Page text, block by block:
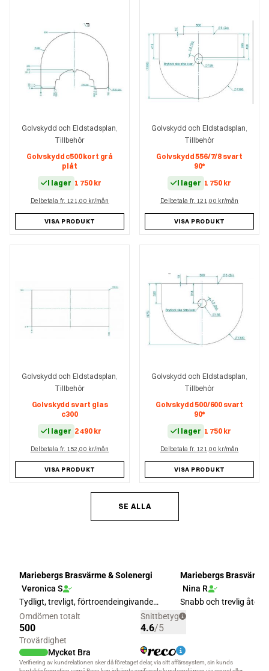
Golvskydd och Eldstadsplan,
Tillbehör
Golvskydd c500 kort grå
plåt
I lager 1 750 kr
Delbetala fr. 121,00 kr/mån
VISA PRODUKT
Golvskydd och Eldstadsplan,
Tillbehör
Golvskydd 556/7/8 svart
90°
I lager 1 750 kr
Delbetala fr. 121,00 kr/mån
VISA PRODUKT
Golvskydd och Eldstadsplan
Tillbehör
Golvskydd svart glas
c300
I lager 2 490 kr
Delbetala fr. 152,00 kr/mån
VISA PRODUKT
Golvskydd och Eldstadsplan
Tillbehör
Golvskydd 500/600 svart
90°
I lager 1 750 kr
Delbetala fr. 121,00 kr/mån
VISA PRODUKT
SE ALLA